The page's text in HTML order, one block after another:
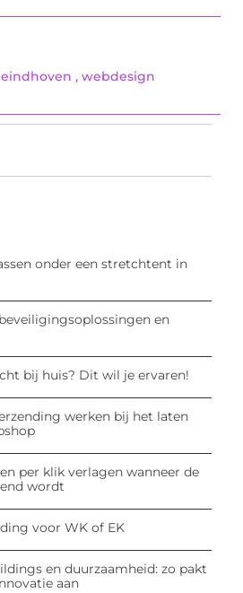
, webdesign
onder een stretchtent in
en
bij huis? Dit wil je ervaren!
werken bij het laten
per klik verlagen wanneer de
wordt
voor WK of EK
en duurzaamheid: zo pakt
aan